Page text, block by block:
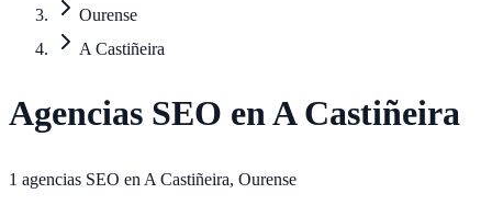
Ourense
A Castiñeira
Agencias SEO enA Castiñeira
1 agencias SEO en A Castiñeira, Ourense